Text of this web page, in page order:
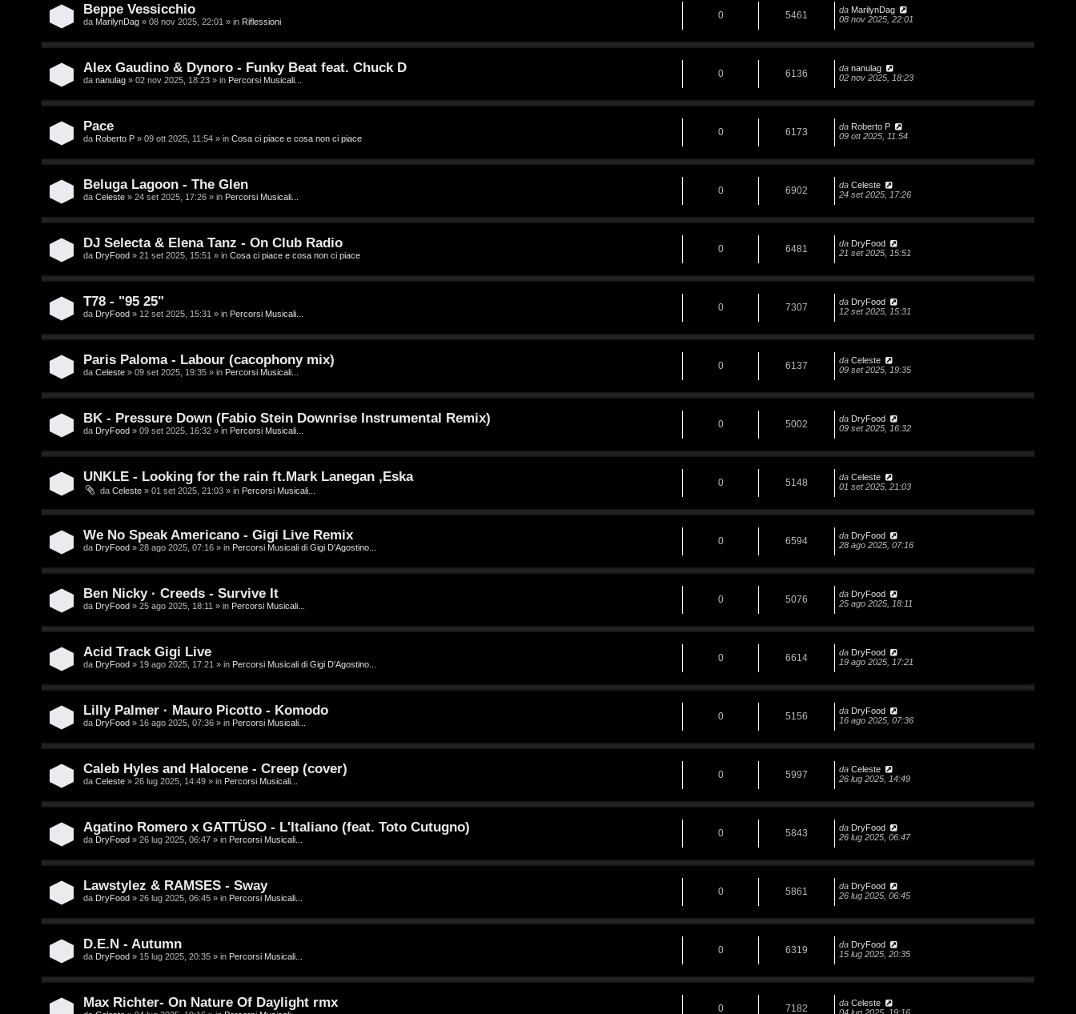
Beppe Vessicchio
da MarilynDag » 08 nov 2025, 22:01 » in Riflessioni
0 5461 da MarilynDag
08 nov 2025, 22:01
Alex Gaudino & Dynoro - Funky Beat feat. Chuck D
da nanulag » 02 nov 2025, 18:23 » in Percorsi Musicali...
0 6136 da nanulag
02 nov 2025, 18:23
Pace
da Roberto P » 09 ott 2025, 11:54 » in Cosa ci piace e cosa non ci piace
0 6173 da Roberto P
09 ott 2025, 11:54
Beluga Lagoon - The Glen
da Celeste » 24 set 2025, 17:26 » in Percorsi Musicali...
0 6902 da Celeste
24 set 2025, 17:26
DJ Selecta & Elena Tanz - On Club Radio
da DryFood » 21 set 2025, 15:51 » in Cosa ci piace e cosa non ci piace
0 6481 da DryFood
21 set 2025, 15:51
T78 - "95 25"
da DryFood » 12 set 2025, 15:31 » in Percorsi Musicali...
0 7307 da DryFood
12 set 2025, 15:31
Paris Paloma - Labour (cacophony mix)
da Celeste » 09 set 2025, 19:35 » in Percorsi Musicali...
0 6137 da Celeste
09 set 2025, 19:35
BK - Pressure Down (Fabio Stein Downrise Instrumental Remix)
da DryFood » 09 set 2025, 16:32 » in Percorsi Musicali...
0 5002 da DryFood
09 set 2025, 16:32
UNKLE - Looking for the rain ft.Mark Lanegan ,Eska
da Celeste » 01 set 2025, 21:03 » in Percorsi Musicali...
0 5148 da Celeste
01 set 2025, 21:03
We No Speak Americano - Gigi Live Remix
da DryFood » 28 ago 2025, 07:16 » in Percorsi Musicali di Gigi D'Agostino...
0 6594 da DryFood
28 ago 2025, 07:16
Ben Nicky · Creeds - Survive It
da DryFood » 25 ago 2025, 18:11 » in Percorsi Musicali...
0 5076 da DryFood
25 ago 2025, 18:11
Acid Track Gigi Live
da DryFood » 19 ago 2025, 17:21 » in Percorsi Musicali di Gigi D'Agostino...
0 6614 da DryFood
19 ago 2025, 17:21
Lilly Palmer · Mauro Picotto - Komodo
da DryFood » 16 ago 2025, 07:36 » in Percorsi Musicali...
0 5156 da DryFood
16 ago 2025, 07:36
Caleb Hyles and Halocene - Creep (cover)
da Celeste » 26 lug 2025, 14:49 » in Percorsi Musicali...
0 5997 da Celeste
26 lug 2025, 14:49
Agatino Romero x GATTÜSO - L'Italiano (feat. Toto Cutugno)
da DryFood » 26 lug 2025, 06:47 » in Percorsi Musicali...
0 5843 da DryFood
26 lug 2025, 06:47
Lawstylez & RAMSES - Sway
da DryFood » 26 lug 2025, 06:45 » in Percorsi Musicali...
0 5861 da DryFood
26 lug 2025, 06:45
D.E.N - Autumn
da DryFood » 15 lug 2025, 20:35 » in Percorsi Musicali...
0 6319 da DryFood
15 lug 2025, 20:35
Max Richter- On Nature Of Daylight rmx 0 7182 da Celeste